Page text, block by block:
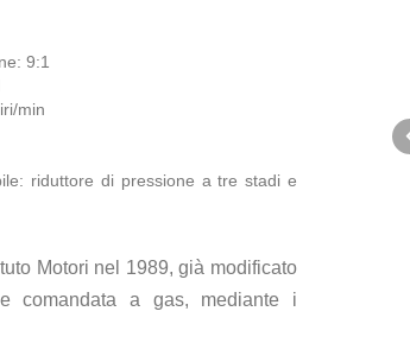
9:1
min
riduttore di pressione a tre stadi e
Motori nel 1989, già modificato
comandata a gas, mediante i